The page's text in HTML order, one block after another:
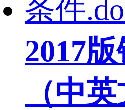
2017
（中